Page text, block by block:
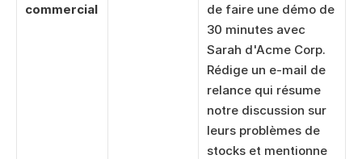
commercial
de faire une démo de
30 minutes avec
Sarah d'Acme Corp.
Rédige un e-mail de
relance qui résume
notre discussion sur
leurs problèmes de
stocks et mentionne